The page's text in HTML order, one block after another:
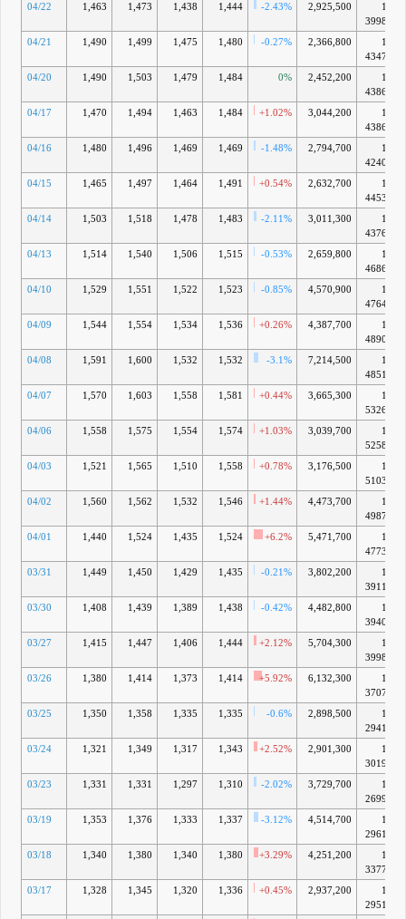
04/22
1,463 1,473 1,438 1,444 -2.43% 2,925,500
1兆
3998億
04/21
1,490 1,499 1,475 1,480 -0.27% 2,366,800
1兆
4347億
04/20
1,490 1,503 1,479 1,484 0% 2,452,200
1兆
4386億
04/17
1,470 1,494 1,463 1,484 +1.02% 3,044,200
1兆
4386億
04/16
1,480 1,496 1,469 1,469 -1.48% 2,794,700
1兆
4240億
04/15
1,465 1,497 1,464 1,491 +0.54% 2,632,700
1兆
4453億
04/14
1,503 1,518 1,478 1,483 -2.11% 3,011,300
1兆
4376億
04/13
1,514 1,540 1,506 1,515 -0.53% 2,659,800
1兆
4686億
04/10
1,529 1,551 1,522 1,523 -0.85% 4,570,900
1兆
4764億
04/09
1,544 1,554 1,534 1,536 +0.26% 4,387,700
1兆
4890億
04/08
1,591 1,600 1,532 1,532 -3.1% 7,214,500
1兆
4851億
04/07
1,570 1,603 1,558 1,581 +0.44% 3,665,300
1兆
5326億
04/06
1,558 1,575 1,554 1,574 +1.03% 3,039,700
1兆
5258億
04/03
1,521 1,565 1,510 1,558 +0.78% 3,176,500
1兆
5103億
04/02
1,560 1,562 1,532 1,546 +1.44% 4,473,700
1兆
4987億
04/01
1,440 1,524 1,435 1,524 +6.2% 5,471,700
1兆
4773億
03/31
1,449 1,450 1,429 1,435 -0.21% 3,802,200
1兆
3911億
03/30
1,408 1,439 1,389 1,438 -0.42% 4,482,800
1兆
3940億
03/27
1,415 1,447 1,406 1,444 +2.12% 5,704,300
1兆
3998億
03/26
1,380 1,414 1,373 1,414 +5.92% 6,132,300
1兆
3707億
03/25
1,350 1,358 1,335 1,335 -0.6% 2,898,500
1兆
2941億
03/24
1,321 1,349 1,317 1,343 +2.52% 2,901,300
1兆
3019億
03/23
1,331 1,331 1,297 1,310 -2.02% 3,729,700
1兆
2699億
03/19
1,353 1,376 1,333 1,337 -3.12% 4,514,700
1兆
2961億
03/18
1,340 1,380 1,340 1,380 +3.29% 4,251,200
1兆
3377億
03/17
1,328 1,345 1,320 1,336 +0.45% 2,937,200
1兆
2951億